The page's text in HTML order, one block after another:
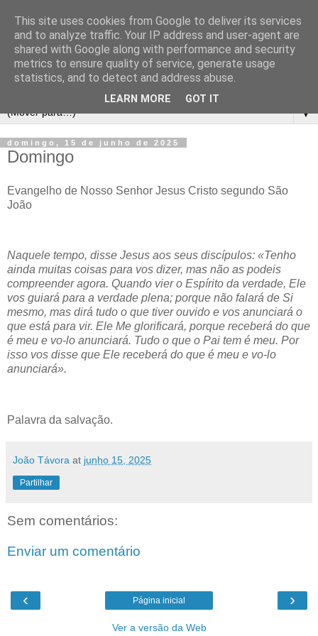
▼
domingo, 15 de junho de 2025
Domingo
Evangelho de Nosso Senhor Jesus Cristo segundo São
João
Naquele tempo, disse Jesus aos seus discípulos: «Tenho
ainda muitas coisas para vos dizer, mas não as podeis
compreender agora. Quando vier o Espírito da verdade, Ele
vos guiará para a verdade plena; porque não falará de Si
mesmo, mas dirá tudo o que tiver ouvido e vos anunciará o
que está para vir. Ele Me glorificará, porque receberá do que
é meu e vo-lo anunciará. Tudo o que o Pai tem é meu. Por
isso vos disse que Ele receberá do que é meu e vo-lo
anunciará».
Palavra da salvação.
João Távora at junho 15, 2025
Partilhar
Sem comentários:
Enviar um comentário
‹ ›
Página inicial
Ver a versão da Web
This site uses cookies from Google to deliver its services
and to analyze traffic. Your IP address and user-agent are
shared with Google along with performance and security
metrics to ensure quality of service, generate usage
statistics, and to detect and address abuse.
LEARN MORE GOT IT